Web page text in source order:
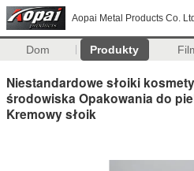
Aopai Metal Products Co. Ltd
Dom Produkty
Niestandardowe słoiki
środowiska Opakowania do
Kremowy słoik